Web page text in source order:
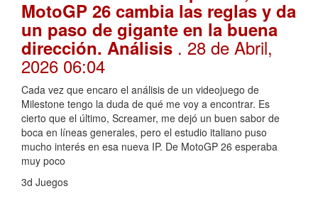
MotoGP 26 cambia las reglas y da
un paso de gigante en la buena
dirección. Análisis . 28 de Abril,
2026 06:04
Cada vez que encaro el análisis de un videojuego de
Milestone tengo la duda de qué me voy a encontrar. Es
cierto que el último, Screamer, me dejó un buen sabor de
boca en líneas generales, pero el estudio italiano puso
mucho interés en esa nueva IP. De MotoGP 26 esperaba
muy poco
3d Juegos